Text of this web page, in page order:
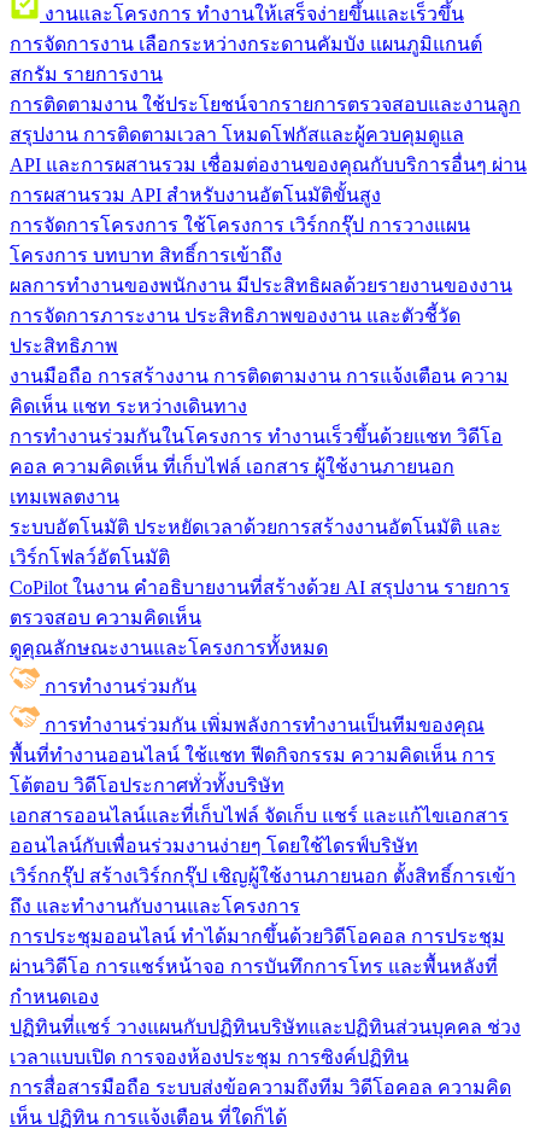
งานและโครงการ ทำงานให้เสร็จง่ายขึ้นและเร็วขึ้น
การจัดการงาน เลือกระหว่างกระดานคัมบัง แผนภูมิแกนต์
สกรัม รายการงาน
การติดตามงาน ใช้ประโยชน์จากรายการตรวจสอบและงานลูก
สรุปงาน การติดตามเวลา โหมดโฟกัสและผู้ควบคุมดูแล
API และการผสานรวม เชื่อมต่องานของคุณกับบริการอื่นๆ ผ่าน
การผสานรวม API สำหรับงานอัตโนมัติขั้นสูง
การจัดการโครงการ ใช้โครงการ เวิร์กกรุ๊ป การวางแผน
โครงการ บทบาท สิทธิ์การเข้าถึง
ผลการทำงานของพนักงาน มีประสิทธิผลด้วยรายงานของงาน
การจัดการภาระงาน ประสิทธิภาพของงาน และตัวชี้วัด
ประสิทธิภาพ
งานมือถือ การสร้างงาน การติดตามงาน การแจ้งเตือน ความ
คิดเห็น แชท ระหว่างเดินทาง
การทำงานร่วมกันในโครงการ ทํางานเร็วขึ้นด้วยแชท วิดีโอ
คอล ความคิดเห็น ที่เก็บไฟล์ เอกสาร ผู้ใช้งานภายนอก
เทมเพลตงาน
ระบบอัตโนมัติ ประหยัดเวลาด้วยการสร้างงานอัตโนมัติ และ
เวิร์กโฟลว์อัตโนมัติ
CoPilot ในงาน คำอธิบายงานที่สร้างด้วย AI สรุปงาน รายการ
ตรวจสอบ ความคิดเห็น
ดูคุณลักษณะงานและโครงการทั้งหมด
การทำงานร่วมกัน
การทำงานร่วมกัน เพิ่มพลังการทำงานเป็นทีมของคุณ
พื้นที่ทำงานออนไลน์ ใช้แชท ฟีดกิจกรรม ความคิดเห็น การ
โต้ตอบ วิดีโอประกาศทั่วทั้งบริษัท
เอกสารออนไลน์และที่เก็บไฟล์ จัดเก็บ แชร์ และแก้ไขเอกสาร
ออนไลน์กับเพื่อนร่วมงานง่ายๆ โดยใช้ไดรฟ์บริษัท
เวิร์กกรุ๊ป สร้างเวิร์กกรุ๊ป เชิญผู้ใช้งานภายนอก ตั้งสิทธิ์การเข้า
ถึง และทำงานกับงานและโครงการ
การประชุมออนไลน์ ทำได้มากขึ้นด้วยวิดีโอคอล การประชุม
ผ่านวิดีโอ การแชร์หน้าจอ การบันทึกการโทร และพื้นหลังที่
กำหนดเอง
ปฏิทินที่แชร์ วางแผนกับปฏิทินบริษัทและปฏิทินส่วนบุคคล ช่วง
เวลาแบบเปิด การจองห้องประชุม การซิงค์ปฏิทิน
การสื่อสารมือถือ ระบบส่งข้อความถึงทีม วิดีโอคอล ความคิด
เห็น ปฏิทิน การแจ้งเตือน ที่ใดก็ได้